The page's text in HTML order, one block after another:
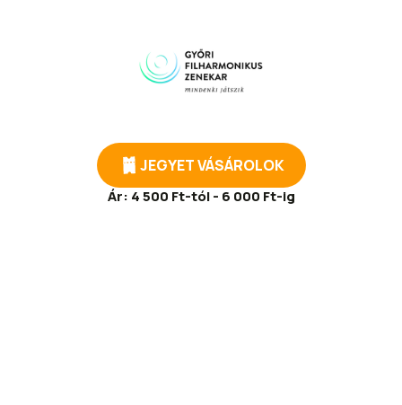
JEGYET VÁSÁROLOK
Ár: 4 500 Ft-tól - 6 000 Ft-ig